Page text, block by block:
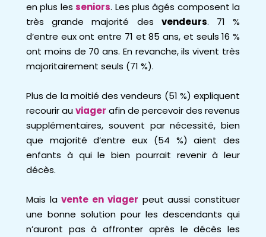
en plus lesseniors. Les plus âgés composent la
très grande majorité des vendeurs. 71 %
d’entre eux ont entre 71 et 85 ans, et seuls 16 %
ont moins de 70 ans. En revanche, ils vivent très
majoritairement seuls (71 %).
Plus de la moitié des vendeurs (51 %) expliquent
recourir auviager afin de percevoir des revenus
supplémentaires, souvent par nécessité, bien
que majorité d’entre eux (54 %) aient des
enfants à qui le bien pourrait revenir à leur
décès.
Mais lavente en viager peut aussi constituer
une bonne solution pour les descendants qui
n’auront pas à affronter après le décès les